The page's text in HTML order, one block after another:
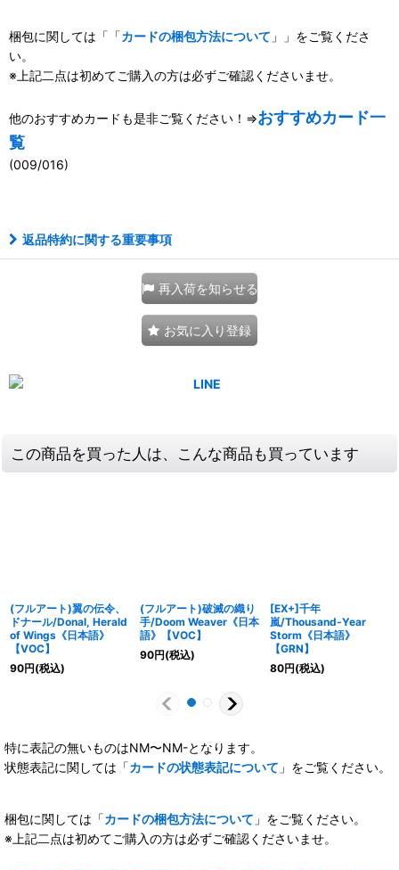
梱包に関しては「「カードの梱包方法について 」」をご覧くださ
い。
※上記二点は初めてご購入の方は必ずご確認くださいませ。
他のおすすめカードも是非ご覧ください！⇒おすすめカード一
覧
(009/016)
返品特約に関する重要事項
再入荷を知らせる
お気に入り登録
この商品を買った人は、こんな商品も買っています
(フルアート)翼の伝令、
ドナール/Donal, Herald
of Wings《日本語》
【VOC】
90円(税込)
(フルアート)破滅の織り
手/Doom Weaver《日本
語》【VOC】
90円(税込)
[EX+]千年
嵐/Thousand-Year
Storm《日本語》
【GRN】
80円(税込)
特に表記の無いものはNM〜NM-となります。
状態表記に関しては「カードの状態表記について 」をご覧ください。
梱包に関しては「カードの梱包方法について 」をご覧ください。
※上記二点は初めてご購入の方は必ずご確認くださいませ。